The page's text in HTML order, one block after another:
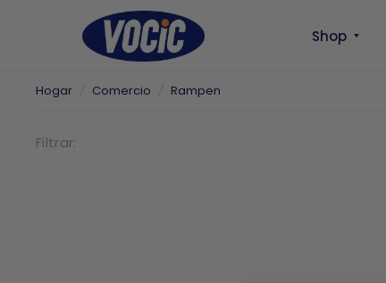
Shop
Hogar Comercio Rampen
Filtrar: